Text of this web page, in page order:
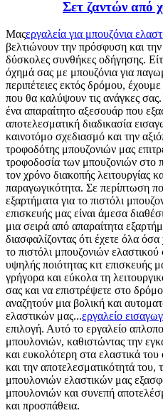
Σετ ζαντών από
Μαςεργαλεία για μπουζόνια
βελτιώνουν την πρόσφυση και
δύσκολες συνθήκες οδήγησης.
όχημά σας με μπουζόνια για
περιπέτειες εκτός δρόμου,
που θα καλύψουν τις ανάγκες
ένα απαραίτητο αξεσουάρ που
αποτελεσματική διαδικασία
καινοτόμο σχεδιασμό και την
τροφοδότης μπουζονιών μας
τροφοδοσία των μπουζονιών στο
τον χρόνο διακοπής λειτουργίας
παραγωγικότητα. Σε περίπτωση
εξαρτήματα για το πιστόλι
επισκευής μας είναι άμεσα
μια σειρά από απαραίτητα
διασφαλίζοντας ότι έχετε όλα
το πιστόλι μπουζονιών
υψηλής ποιότητας κιτ επισκευής
γρήγορα και εύκολα τη
σας και να επιστρέψετε στο
αναζητούν μια βολική και
ελαστικών μας...εργαλείο
επιλογή. Αυτό το εργαλείο
μπουλονιών, καθιστώντας την
και ευκολότερη στα ελαστικά
και την αποτελεσματικότητά του,
μπουλονιών ελαστικών μας
μπουλονιών και συνεπή
και προσπάθεια.